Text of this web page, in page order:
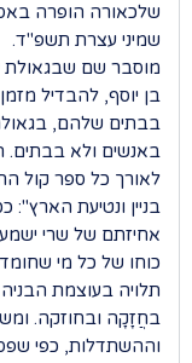
שלכאורה הופרה
שמיני עצרת תשפ"ד.
מוסבר שם שבגאולת
בן יוסף, להבדיל
בבתים שלהם,
באנשים ולא בבתים.
לאורך כל ספר קול
בניין ונטיעת
אחיזתם של שרי
כוחו של כל מי
תלויה בעוצמת
בחֲזָקָה ובחוזקה.
וההשתדלות, כפי